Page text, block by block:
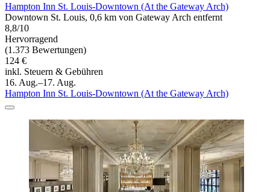
Hampton Inn St. Louis-Downtown (At the Gateway Arch)
Downtown St. Louis, 0,6 km von Gateway Arch entfernt
8,8/10
Hervorragend
(1.373 Bewertungen)
124 €
inkl. Steuern & Gebühren
16. Aug.–17. Aug.
Hampton Inn St. Louis-Downtown (At the Gateway Arch)